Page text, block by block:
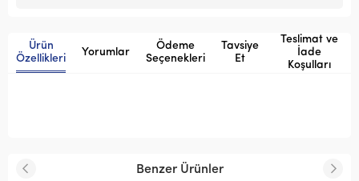
Ürün
Özellikleri
Yorumlar
Ödeme
Seçenekleri
Tavsiye
Et
Teslimat ve
İade
Koşulları
Benzer Ürünler